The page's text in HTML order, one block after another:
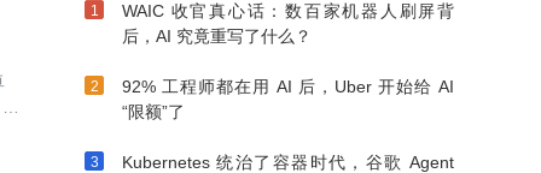
WAIC 收官真心话：数百家机器人刷屏背
后，AI 究竟重写了什么？
92% 工程师都在用 AI 后，Uber 开始给 AI
“限额”了
Kubernetes 统治了容器时代，谷歌 Agent